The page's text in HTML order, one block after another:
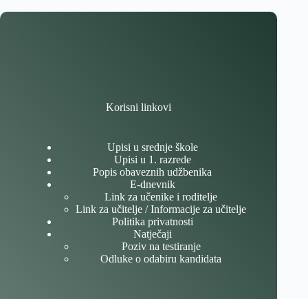
Korisni linkovi
Upisi u srednje škole
Upisi u 1. razrede
Popis obaveznih udžbenika
E-dnevnik
Link za učenike i roditelje
Link za učitelje / Informacije za učitelje
Politika privatnosti
Natječaji
Poziv na testiranje
Odluke o odabiru kandidata